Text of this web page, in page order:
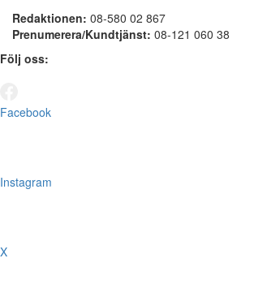
Redaktionen: 08-580 02 867
Prenumerera/Kundtjänst: 08-121 060 38
Följ oss:
Facebook
Instagram
X